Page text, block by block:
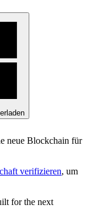
neue Blockchain für
verifizieren, um
for the next